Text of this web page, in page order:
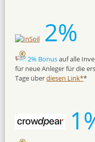
2%
2% Bonusauf alle
für neue Anleger für die
Tage überdiesen Link**